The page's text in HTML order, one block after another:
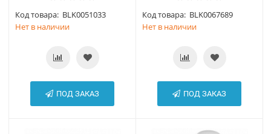
Код товара: BLK0051033
Нет в наличии
ПОД ЗАКАЗ
Код товара: BLK0067689
Нет в наличии
ПОД ЗАКАЗ